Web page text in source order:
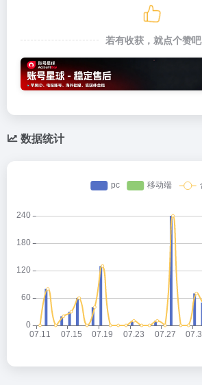
若有收获，就点个赞吧
数据统计